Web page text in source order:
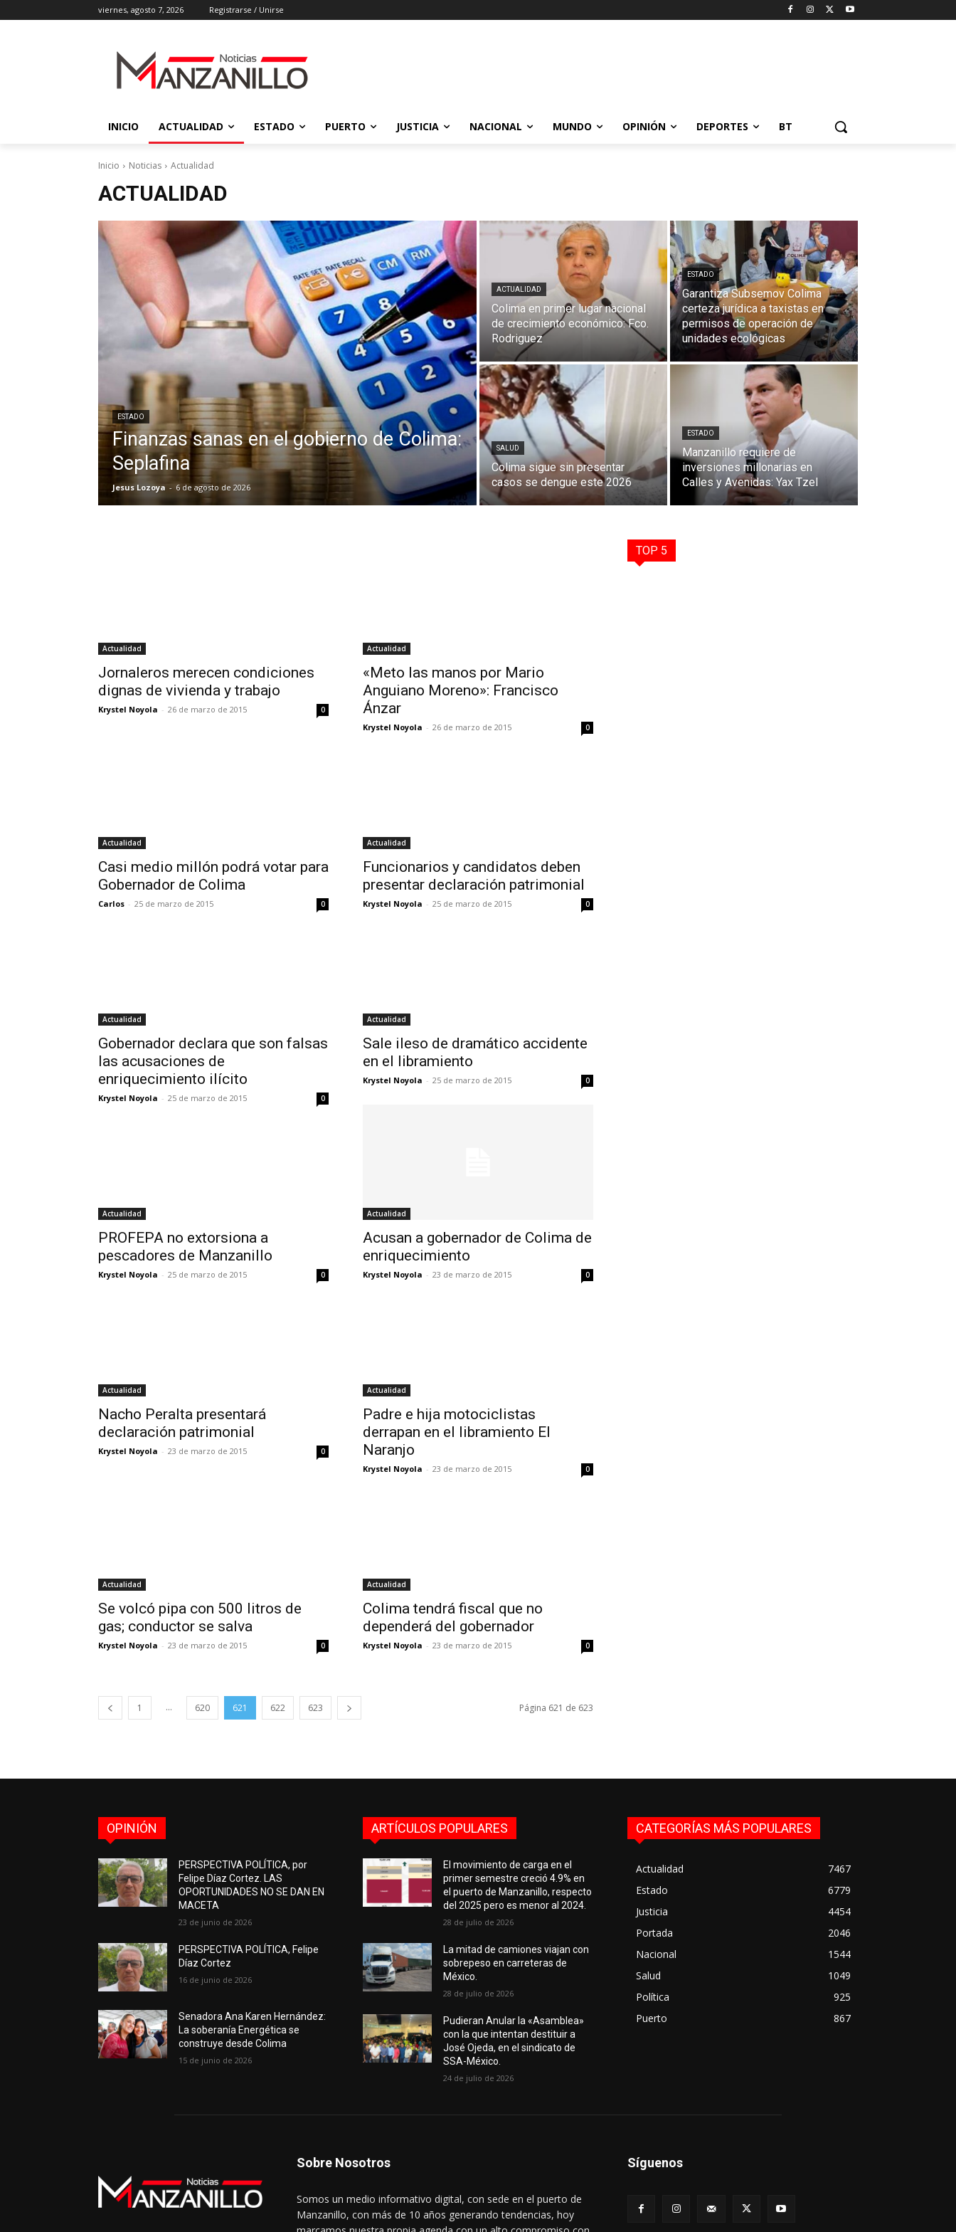
viernes, agosto 7, 2026 Registrarse / Unirse
INICIO ACTUALIDAD ESTADO PUERTO JUSTICIA NACIONAL MUNDO OPINIÓN DEPORTES BT
Inicio Noticias Actualidad
ACTUALIDAD
ESTADO
Finanzas sanas en el gobierno de Colima:
Seplafina
Jesus Lozoya - 6 de agosto de 2026
ACTUALIDAD
Colima en primer lugar nacional
de crecimiento económico: Fco.
Rodriguez
ESTADO
Garantiza Subsemov Colima
certeza jurídica a taxistas en
permisos de operación de
unidades ecológicas
SALUD
Colima sigue sin presentar
casos se dengue este 2026
ESTADO
Manzanillo requiere de
inversiones millonarias en
Calles y Avenidas: Yax Tzel
Actualidad
Jornaleros merecen condiciones
dignas de vivienda y trabajo
Krystel Noyola - 26 de marzo de 2015 0
Actualidad
«Meto las manos por Mario
Anguiano Moreno»: Francisco
Ánzar
Krystel Noyola - 26 de marzo de 2015 0
Actualidad
Casi medio millón podrá votar para
Gobernador de Colima
Carlos - 25 de marzo de 2015 0
Actualidad
Funcionarios y candidatos deben
presentar declaración patrimonial
Krystel Noyola - 25 de marzo de 2015 0
Actualidad
Gobernador declara que son falsas
las acusaciones de
enriquecimiento ilícito
Krystel Noyola - 25 de marzo de 2015 0
Actualidad
Sale ileso de dramático accidente
en el libramiento
Krystel Noyola - 25 de marzo de 2015 0
Actualidad
PROFEPA no extorsiona a
pescadores de Manzanillo
Krystel Noyola - 25 de marzo de 2015 0
Actualidad
Acusan a gobernador de Colima de
enriquecimiento
Krystel Noyola - 23 de marzo de 2015 0
Actualidad
Nacho Peralta presentará
declaración patrimonial
Krystel Noyola - 23 de marzo de 2015 0
Actualidad
Padre e hija motociclistas
derrapan en el libramiento El
Naranjo
Krystel Noyola - 23 de marzo de 2015 0
Actualidad
Se volcó pipa con 500 litros de
gas; conductor se salva
Krystel Noyola - 23 de marzo de 2015 0
Actualidad
Colima tendrá fiscal que no
dependerá del gobernador
Krystel Noyola - 23 de marzo de 2015 0
1 ... 620 621 622 623 Página 621 de 623
TOP 5
OPINIÓN
PERSPECTIVA POLÍTICA, por
Felipe Díaz Cortez. LAS
OPORTUNIDADES NO SE DAN EN
MACETA
23 de junio de 2026
PERSPECTIVA POLÍTICA, Felipe
Díaz Cortez
16 de junio de 2026
Senadora Ana Karen Hernández:
La soberanía Energética se
construye desde Colima
15 de junio de 2026
ARTÍCULOS POPULARES
El movimiento de carga en el
primer semestre creció 4.9% en
el puerto de Manzanillo, respecto
del 2025 pero es menor al 2024.
28 de julio de 2026
La mitad de camiones viajan con
sobrepeso en carreteras de
México.
28 de julio de 2026
Pudieran Anular la «Asamblea»
con la que intentan destituir a
José Ojeda, en el sindicato de
SSA-México.
24 de julio de 2026
CATEGORÍAS MÁS POPULARES
Actualidad
7467
Estado
6779
Justicia
4454
Portada
2046
Nacional
1544
Salud
1049
Política
925
Puerto
867
Sobre Nosotros
Somos un medio informativo digital, con sede en el puerto de
Manzanillo, con más de 10 años generando tendencias, hoy
Síguenos